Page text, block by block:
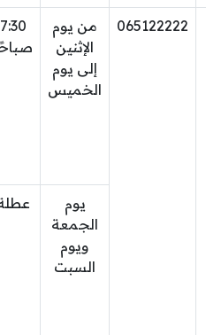
065122222
من يوم
الإثنين
إلى يوم
الخميس
7:30
يوم
الجمعة
ويوم
السبت